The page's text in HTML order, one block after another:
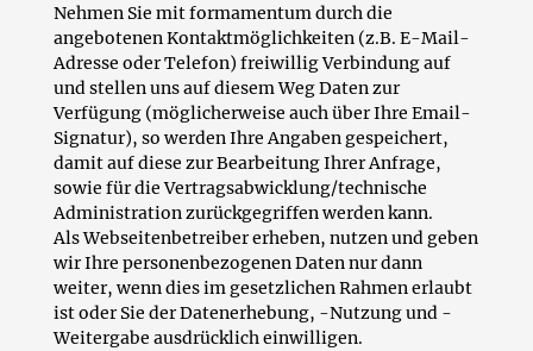
Nehmen Sie mit formamentum durch die
angebotenen Kontaktmöglichkeiten (z.B. E-Mail-
Adresse oder Telefon) freiwillig Verbindung auf
und stellen uns auf diesem Weg Daten zur
Verfügung (möglicherweise auch über Ihre Email-
Signatur), so werden Ihre Angaben gespeichert,
damit auf diese zur Bearbeitung Ihrer Anfrage,
sowie für die Vertragsabwicklung/technische
Administration zurückgegriffen werden kann.
Als Webseitenbetreiber erheben, nutzen und geben
wir Ihre personenbezogenen Daten nur dann
weiter, wenn dies im gesetzlichen Rahmen erlaubt
ist oder Sie der Datenerhebung, -Nutzung und -
Weitergabe ausdrücklich einwilligen.